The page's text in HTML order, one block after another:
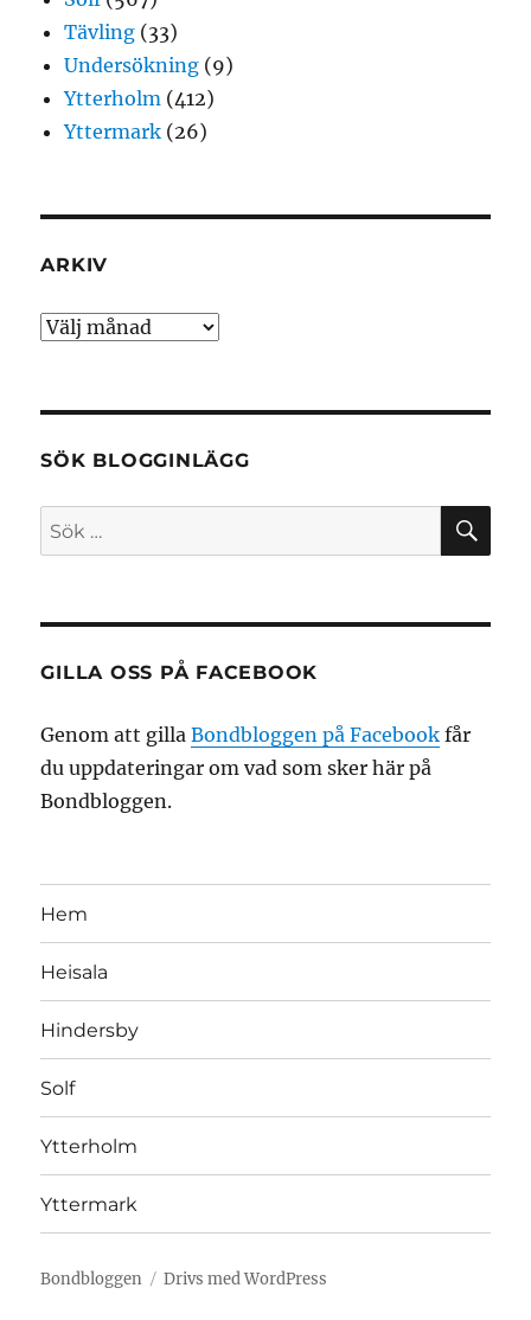
Tävling (33)
Undersökning (9)
Ytterholm (412)
Yttermark (26)
ARKIV
Arkiv
SÖK BLOGGINLÄGG
Sök
efter:
GILLA OSS PÅ FACEBOOK
Genom att gillaBondbloggen på Facebook får
du uppdateringar om vad som sker här på
Bondbloggen.
Hem
Heisala
Hindersby
Solf
Ytterholm
Yttermark
Bondbloggen Drivs med WordPress